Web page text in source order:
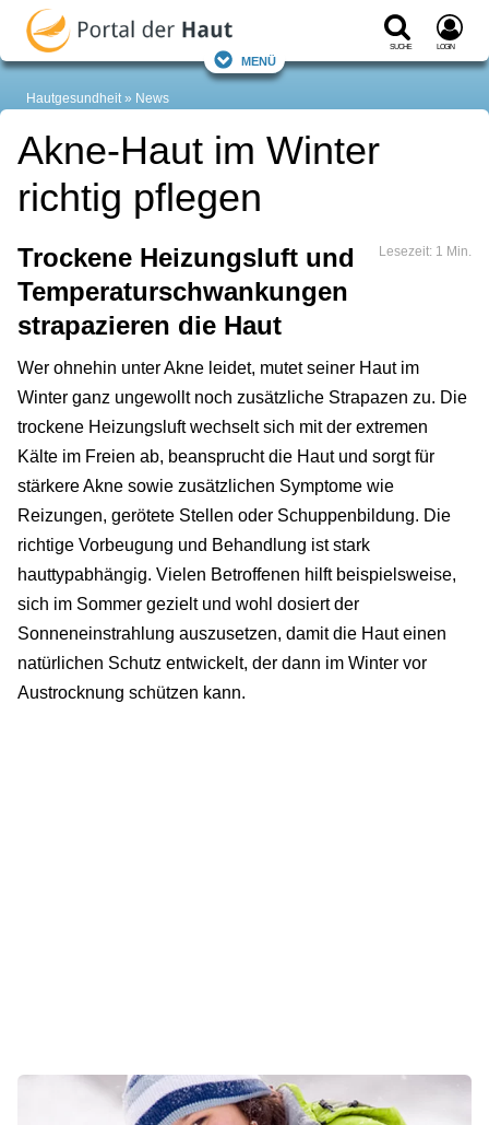
Suche Login
Menü
Hautgesundheit News
Akne-Haut im Winter
richtig pflegen
Lesezeit: 1 Min.
Trockene Heizungsluft und
Temperaturschwankungen
strapazieren die Haut
Wer ohnehin unter Akne leidet, mutet seiner Haut im
Winter ganz ungewollt noch zusätzliche Strapazen zu. Die
trockene Heizungsluft wechselt sich mit der extremen
Kälte im Freien ab, beansprucht die Haut und sorgt für
stärkere Akne sowie zusätzlichen Symptome wie
Reizungen, gerötete Stellen oder Schuppenbildung. Die
richtige Vorbeugung und Behandlung ist stark
hauttypabhängig. Vielen Betroffenen hilft beispielsweise,
sich im Sommer gezielt und wohl dosiert der
Sonneneinstrahlung auszusetzen, damit die Haut einen
natürlichen Schutz entwickelt, der dann im Winter vor
Austrocknung schützen kann.